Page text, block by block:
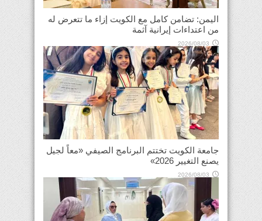
اليمن: تضامن كامل مع الكويت إزاء ما تتعرض له
من اعتداءات إيرانية آثمة
2026/08/03
جامعة الكويت تختتم البرنامج الصيفي «معاً لجيل
يصنع التغيير 2026»
2026/08/03